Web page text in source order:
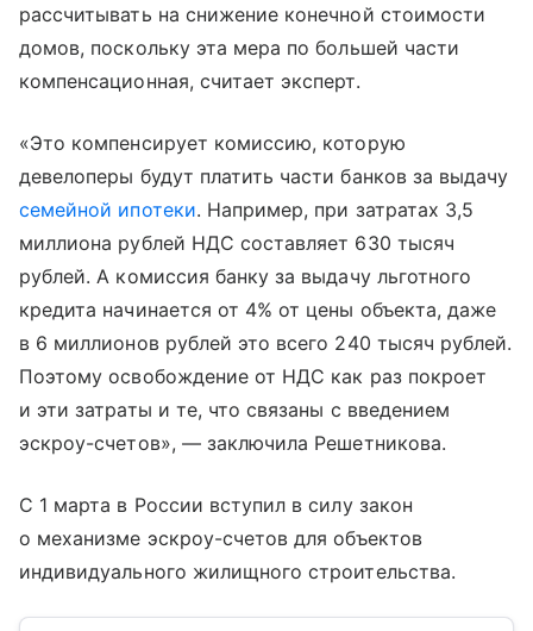
рассчитывать на снижение конечной стоимости
домов, поскольку эта мера по большей части
компенсационная, считает эксперт.
«Это компенсирует комиссию, которую
девелоперы будут платить части банков за выдачу
семейной ипотеки. Например, при затратах 3,5
миллиона рублей НДС составляет 630 тысяч
рублей. А комиссия банку за выдачу льготного
кредита начинается от 4% от цены объекта, даже
в 6 миллионов рублей это всего 240 тысяч рублей.
Поэтому освобождение от НДС как раз покроет
и эти затраты и те, что связаны с введением
эскроу-счетов», — заключила Решетникова.
С 1 марта в России вступил в силу закон
о механизме эскроу-счетов для объектов
индивидуального жилищного строительства.